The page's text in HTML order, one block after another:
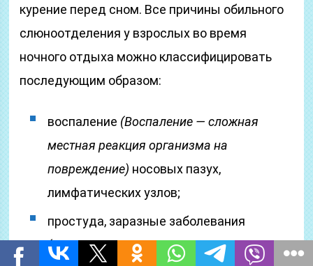
курение перед сном. Все причины обильного
слюноотделения у взрослых во время
ночного отдыха можно классифицировать
последующим образом:
воспаление (Воспаление — сложная
местная реакция организма на
повреждение) носовых пазух,
лимфатических узлов;
простуда, заразные заболевания
(нарушения нормальной